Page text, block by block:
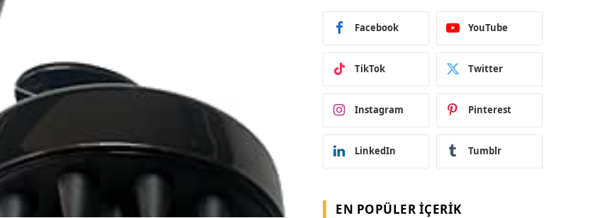
Facebook YouTube
TikTok Twitter
Instagram Pinterest
LinkedIn Tumblr
EN POPÜLER İÇERIK